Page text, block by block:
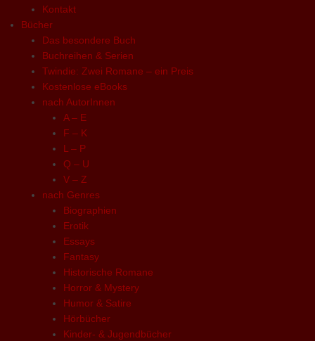
Kontakt
Bücher
Das besondere Buch
Buchreihen & Serien
Twindie: Zwei Romane – ein Preis
Kostenlose eBooks
nach AutorInnen
A – E
F – K
L – P
Q – U
V – Z
nach Genres
Biographien
Erotik
Essays
Fantasy
Historische Romane
Horror & Mystery
Humor & Satire
Hörbücher
Kinder- & Jugendbücher